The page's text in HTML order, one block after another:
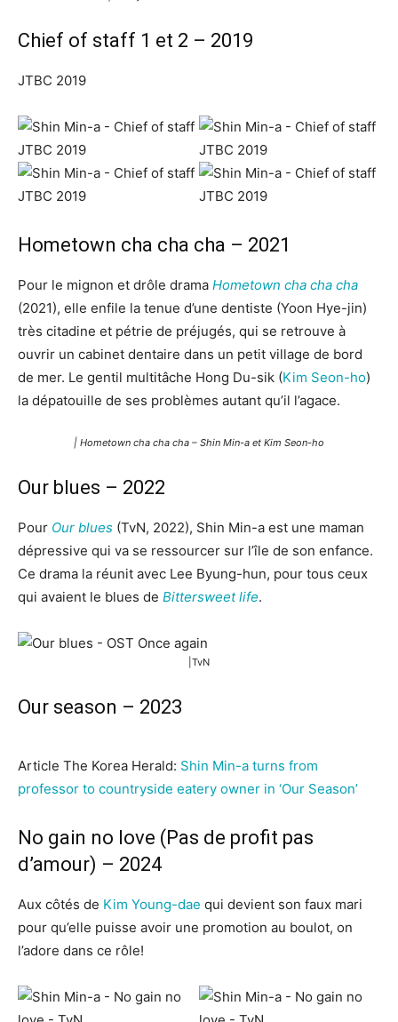
Chief of staff 1 et 2 – 2019
JTBC 2019
Hometown cha cha cha – 2021
Pour le mignon et drôle drama Hometown cha cha cha
(2021), elle enfile la tenue d’une dentiste (Yoon Hye-jin)
très citadine et pétrie de préjugés, qui se retrouve à
ouvrir un cabinet dentaire dans un petit village de bord
de mer. Le gentil multitâche Hong Du-sik (Kim Seon-ho)
la dépatouille de ses problèmes autant qu’il l’agace.
| Hometown cha cha cha – Shin Min-a et Kim Seon-ho
Our blues – 2022
Pour Our blues (TvN, 2022), Shin Min-a est une maman
dépressive qui va se ressourcer sur l’île de son enfance.
Ce drama la réunit avec Lee Byung-hun, pour tous ceux
qui avaient le blues de Bittersweet life.
|TvN
Our season – 2023
Article The Korea Herald: Shin Min-a turns from
professor to countryside eatery owner in ‘Our Season’
No gain no love (Pas de profit pas
d’amour) – 2024
Aux côtés de Kim Young-dae qui devient son faux mari
pour qu’elle puisse avoir une promotion au boulot, on
l’adore dans ce rôle!